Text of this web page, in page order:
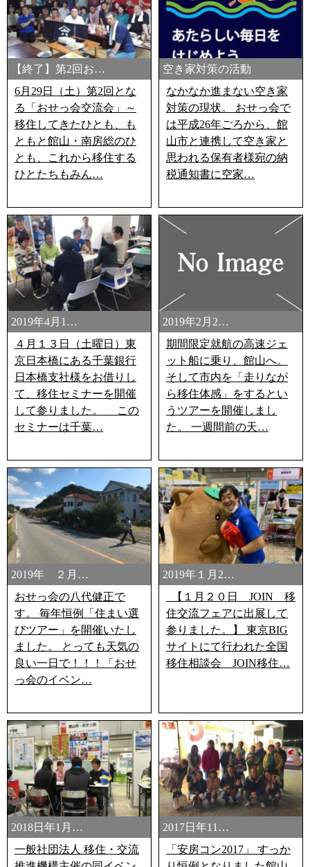
【終了】第2回お…
6月29日（土）第2回とな
る「おせっ会交流会」～
移住してきたひとも、も
ともと館山・南房総のひ
とも、これから移住する
ひとたちもみん…
空き家対策の活動
なかなか進まない空き家
対策の現状。 おせっ会で
は平成26年ごろから、館
山市と連携して空き家と
思われる保有者様宛の納
税通知書に空家…
2019年4月1…
４月１３日（土曜日）東
京日本橋にある千葉銀行
日本橋支社様をお借りし
て、移住セミナーを開催
して参りました。 この
セミナーは千葉…
2019年2月2…
期間限定就航の高速ジェ
ット船に乗り、館山へ。
そして市内を「走りなが
ら移住体感」をするとい
うツアーを開催しまし
た。 一週間前の天…
2019年 ２月…
おせっ会の八代健正で
す。 毎年恒例「住まい選
びツアー」を開催いたし
ました。 とっても天気の
良い一日で！！！「おせ
っ会のイベン…
2019年１月2…
【１月２０日 JOIN 移
住交流フェアに出展して
参りました。】 東京BIG
サイトにて行われた全国
移住相談会 JOIN移住…
2018日年1月…
一般社団法人 移住・交流
2017日年11…
「安房コン2017」 すっか